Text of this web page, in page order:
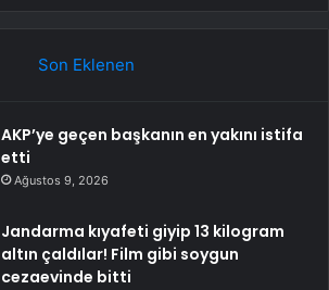
Son Eklenen
AKP’ye geçen başkanın en yakını istifa
etti
Ağustos 9, 2026
Jandarma kıyafeti giyip 13 kilogram
altın çaldılar! Film gibi soygun
cezaevinde bitti